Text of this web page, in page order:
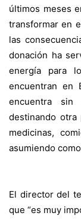
últimos meses
transformar en
las
donación ha
energía para
encuentran en
encuentra sin
destinando
medicinas,
asumiendo
El director del
que “es muy